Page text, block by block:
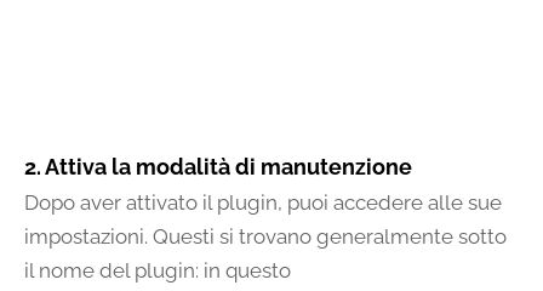
2. Attiva la modalità di manutenzione
Dopo aver attivato il plugin, puoi accedere alle sue
impostazioni. Questi si trovano generalmente sotto
il nome del plugin: in questo